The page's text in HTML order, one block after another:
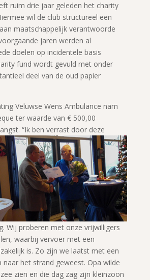
ruim drie jaar geleden het charity
wil de club structureel een
maatschappelijk verantwoorde
jaren werden al
doelen op incidentele basis
fund wordt gevuld met onder
deel van de oud papier
Veluwse Wens Ambulance nam
ter waarde van € 500,00
“Ik ben verrast door deze
Wij proberen met onze vrijwilligers
waarbij vervoer met een
is. Zo zijn we laatst met een
naar het strand geweest. Opa wilde
zien en die dag zag zijn kleinzoon